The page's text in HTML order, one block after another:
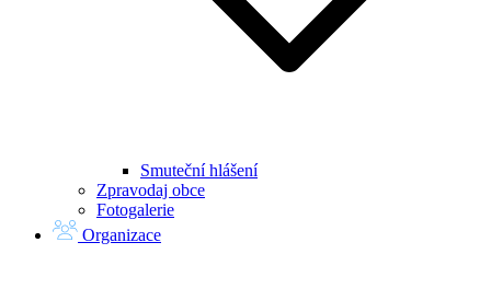
Smuteční hlášení
Zpravodaj obce
Fotogalerie
Organizace